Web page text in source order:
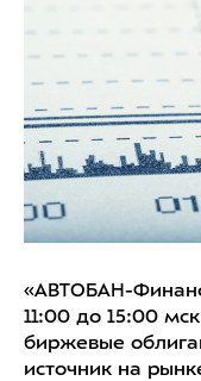
«АВТОБАН-
11:00 до 15:00
биржевые
источник на